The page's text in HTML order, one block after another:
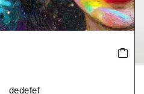
dedefef